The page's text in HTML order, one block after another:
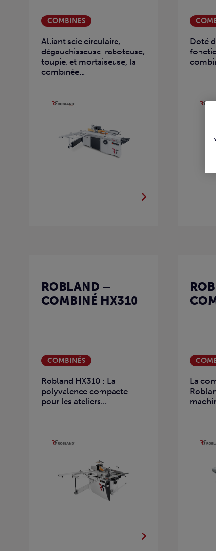
COMBINÉS
Alliant scie circulaire,
dégauchisseuse-raboteuse,
toupie, et mortaiseuse, la
combinée...
Doté
ROBLAND –
COMBINÉ HX310
COMBINÉS
Robland HX310 : La
polyvalence compacte
pour les ateliers...
La